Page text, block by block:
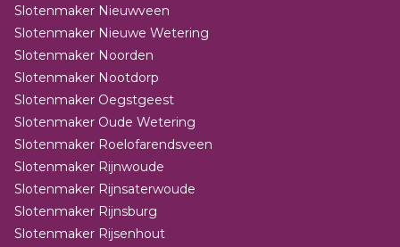
Slotenmaker Nieuwveen
Slotenmaker Nieuwe Wetering
Slotenmaker Noorden
Slotenmaker Nootdorp
Slotenmaker Oegstgeest
Slotenmaker Oude Wetering
Slotenmaker Roelofarendsveen
Slotenmaker Rijnwoude
Slotenmaker Rijnsaterwoude
Slotenmaker Rijnsburg
Slotenmaker Rijsenhout